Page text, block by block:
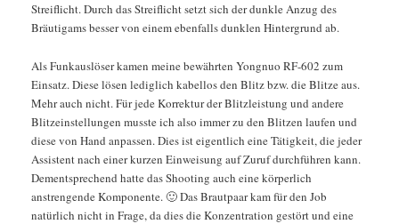
Streiflicht. Durch das Streiflicht setzt sich der dunkle Anzug des
Bräutigams besser von einem ebenfalls dunklen Hintergrund ab.
Als Funkauslöser kamen meine bewährten Yongnuo RF-602 zum
Einsatz. Diese lösen lediglich kabellos den Blitz bzw. die Blitze aus.
Mehr auch nicht. Für jede Korrektur der Blitzleistung und andere
Blitzeinstellungen musste ich also immer zu den Blitzen laufen und
diese von Hand anpassen. Dies ist eigentlich eine Tätigkeit, die jeder
Assistent nach einer kurzen Einweisung auf Zuruf durchführen kann.
Dementsprechend hatte das Shooting auch eine körperlich
anstrengende Komponente. 🙂 Das Brautpaar kam für den Job
natürlich nicht in Frage, da dies die Konzentration gestört und eine